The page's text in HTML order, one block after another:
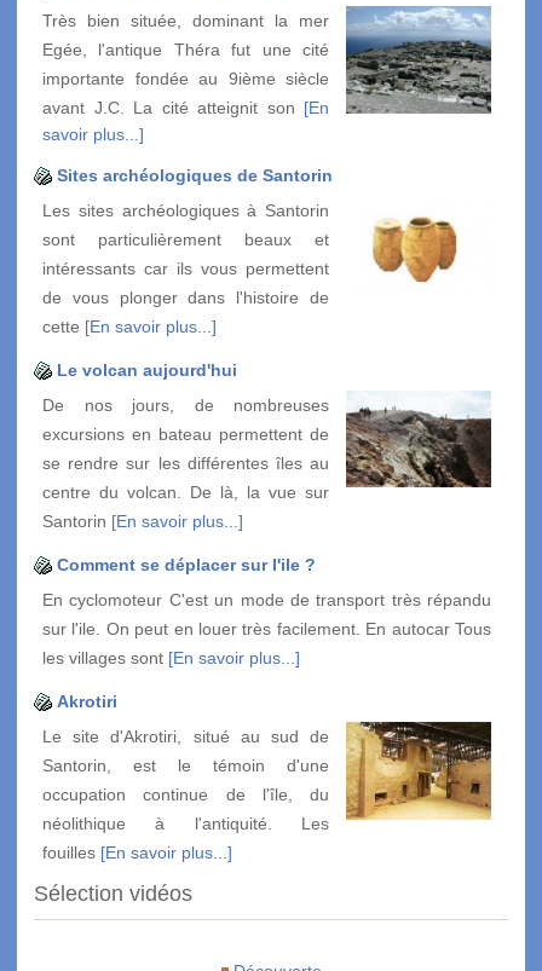
Très bien située, dominant la mer
Egée, l'antique Théra fut une cité
importante fondée au 9ième siècle
avant J.C. La cité atteignit son [En
savoir plus...]
Sites archéologiques de Santorin
Les sites archéologiques à Santorin
sont particulièrement beaux et
intéressants car ils vous permettent
de vous plonger dans l'histoire de
cette [En savoir plus...]
Le volcan aujourd'hui
De nos jours, de nombreuses
excursions en bateau permettent de
se rendre sur les différentes îles au
centre du volcan. De là, la vue sur
Santorin [En savoir plus...]
Comment se déplacer sur l'ile ?
En cyclomoteur C'est un mode de transport très répandu
sur l'ile. On peut en louer très facilement. En autocar Tous
les villages sont [En savoir plus...]
Akrotiri
Le site d'Akrotiri, situé au sud de
Santorin, est le témoin d'une
occupation continue de l'île, du
néolithique à l'antiquité. Les
fouilles [En savoir plus...]
Sélection vidéos